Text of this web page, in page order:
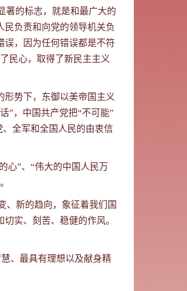
著的标志，就是和最广大的
民负责和向党的领导机关负
误，因为任何错误都是不符
民心，取得了新民主主义
势下，东御以美帝国主义
”，中国共产党把“不可能”
全军和全国人民的由衷信
心”、“伟大的中国人民万
、新的趋向，象征着我们国
实、刻苦、稳健的作风。
、最具有理想以及献身精